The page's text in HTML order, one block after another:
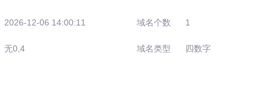
2026-12-06 14:00:11 域名个数 1
无0,4 域名类型 四数字